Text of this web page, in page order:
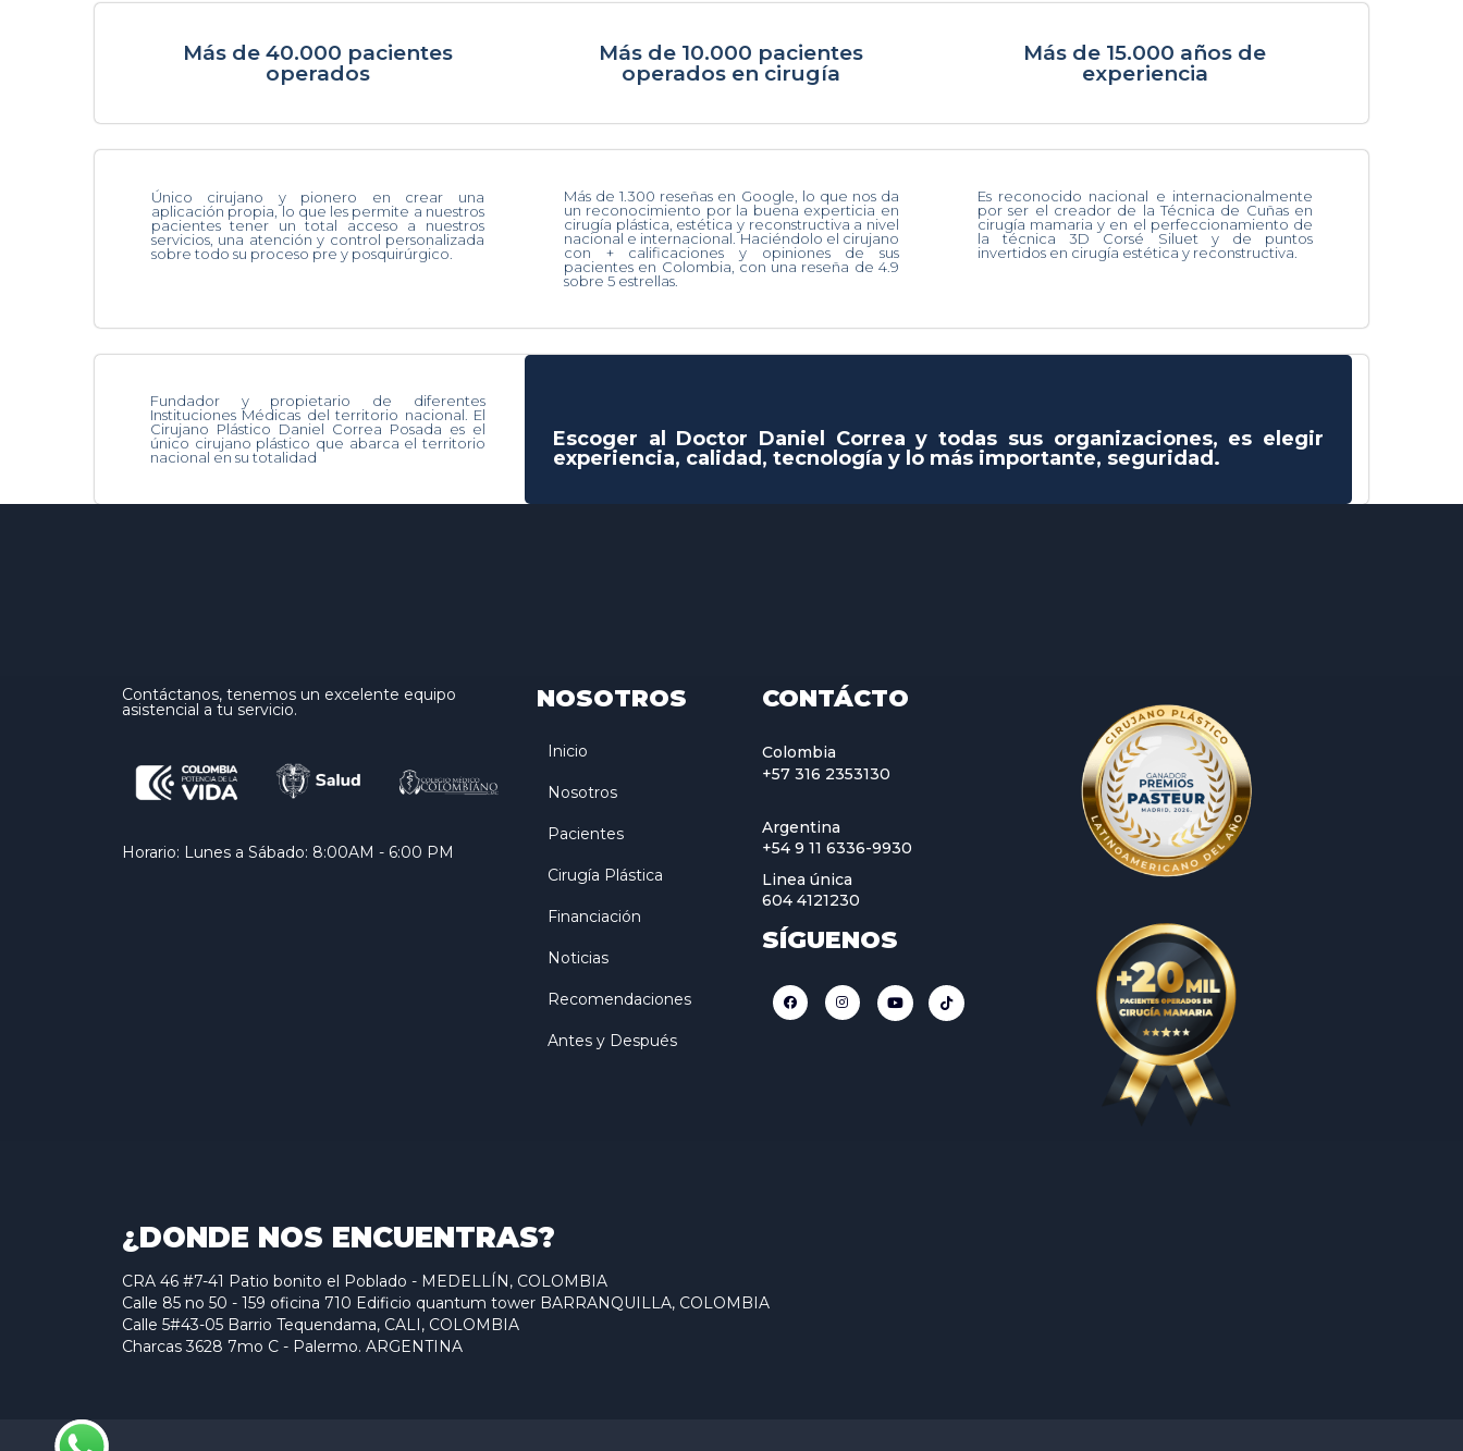
Más de 40.000 pacientes
operados
Más de 10.000 pacientes
operados en cirugía
Más de 15.000 años de
experiencia
Único cirujano y pionero en crear una
aplicación propia, lo que les permite a nuestros
pacientes tener un total acceso a nuestros
servicios, una atención y control personalizada
sobre todo su proceso pre y posquirúrgico.
Más de 1.300 reseñas en Google, lo que nos da
un reconocimiento por la buena experticia en
cirugía plástica, estética y reconstructiva a nivel
nacional e internacional. Haciéndolo el cirujano
con + calificaciones y opiniones de sus
pacientes en Colombia, con una reseña de 4.9
sobre 5 estrellas.
Es reconocido nacional e internacionalmente
por ser el creador de la Técnica de Cuñas en
cirugía mamaria y en el perfeccionamiento de
la técnica 3D Corsé Siluet y de puntos
invertidos en cirugía estética y reconstructiva.
Fundador y propietario de diferentes
Instituciones Médicas del territorio nacional. El
Cirujano Plástico Daniel Correa Posada es el
único cirujano plástico que abarca el territorio
nacional en su totalidad
Escoger al Doctor Daniel Correa y todas sus organizaciones, es elegir
experiencia, calidad, tecnología y lo más importante, seguridad.
Contáctanos, tenemos un excelente equipo
asistencial a tu servicio.
Horario: Lunes a Sábado: 8:00AM - 6:00 PM
NOSOTROS
Inicio
Nosotros
Pacientes
Cirugía Plástica
Financiación
Noticias
Recomendaciones
Antes y Después
CONTÁCTO
Colombia
+57 316 2353130
Argentina
+54 9 11 6336-9930
Linea única
604 4121230
SÍGUENOS
¿DONDE NOS ENCUENTRAS?
CRA 46 #7-41 Patio bonito el Poblado - MEDELLÍN, COLOMBIA
Calle 85 no 50 - 159 oficina 710 Edificio quantum tower BARRANQUILLA, COLOMBIA
Calle 5#43-05 Barrio Tequendama, CALI, COLOMBIA
Charcas 3628 7mo C - Palermo. ARGENTINA